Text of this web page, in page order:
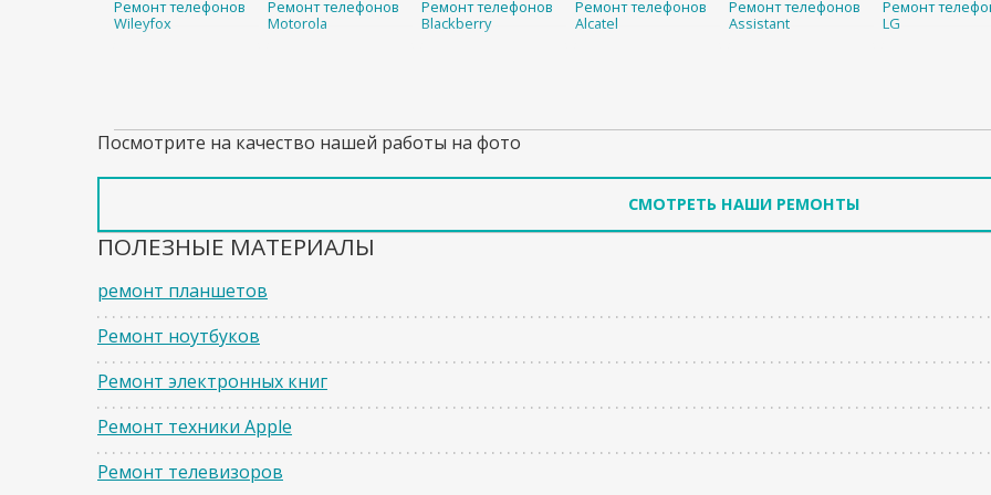
Ремонт телефонов
Wileyfox
Ремонт телефонов
Motorola
Ремонт телефонов
Blackberry
Ремонт телефонов
Alcatel
Ремонт телефонов
Assistant
Ремонт
LG
Посмотрите на качество нашей работы на фото
СМОТРЕТЬ НАШИ РЕМОНТЫ
ПОЛЕЗНЫЕ МАТЕРИАЛЫ
ремонт планшетов
Ремонт ноутбуков
Ремонт электронных книг
Ремонт техники Apple
Ремонт телевизоров